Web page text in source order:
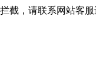
，请联系网站客服